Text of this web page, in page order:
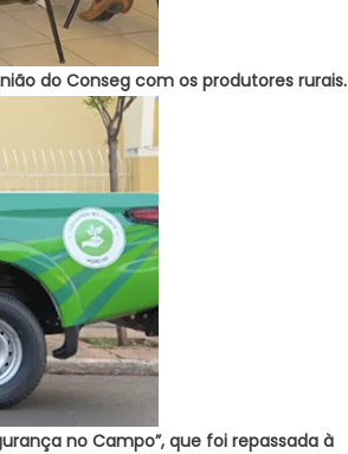
do Conseg com os produtores rurais.
no Campo”, que foi repassada à